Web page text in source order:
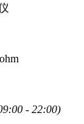
- 22:00)